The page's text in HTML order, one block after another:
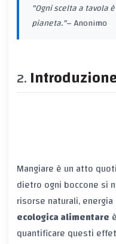
"Ogni scelta a tavola
pianeta."– Anonimo
Introduzione
Mangiare è un atto
dietro ogni boccone si
risorse naturali,
ecologica alimentare
quantificare questi